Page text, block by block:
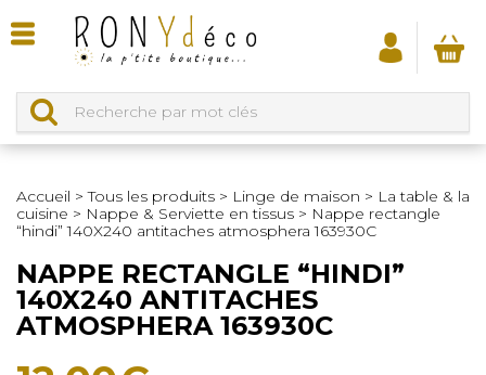
Accueil >Tous les produits > Linge de maison > La table & la
cuisine > Nappe & Serviette en tissus > Nappe rectangle
“hindi” 140X240 antitaches atmosphera 163930C
NAPPE RECTANGLE “HINDI”
140X240 ANTITACHES
ATMOSPHERA 163930C